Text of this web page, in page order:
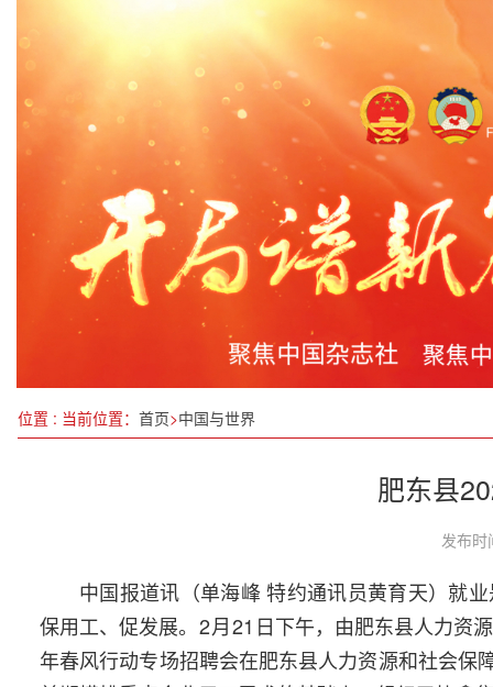
5G + 心脏猝死防救治项目入选工信部全国优秀项目
四川省宣传部长会议在成都召开
重庆政协聚焦五个方面开展工作
中国服务贸易规模首破万亿美元展现较大潜力
快讯丨潮州市政协十三届四次会议开幕
石破茂终见特朗普，日本为“安全”掏了多少成本？
践行绿色发展理念的中国贡献
位置 : 当前位置： 首页>中国与世界
肥东县
发布
中国报道讯（单海峰 特约通讯员黄育天）就
保用工、促发展。 2月21 日下午，由肥东县人力资
年春风行动专场招聘会在肥东县人力资源和社会保